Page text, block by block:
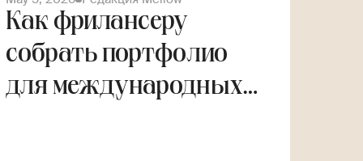
Как фрилансеру
собрать портфолио
для международных